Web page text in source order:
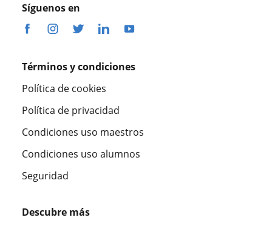
Síguenos en
Términos y condiciones
Política de cookies
Política de privacidad
Condiciones uso maestros
Condiciones uso alumnos
Seguridad
Descubre más